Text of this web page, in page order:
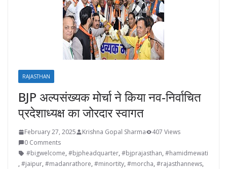
RAJASTHAN
BJP अल्पसंख्यक मोर्चा ने किया नव-निर्वाचित
प्रदेशाध्यक्ष का जोरदार स्वागत
February 27, 2025 Krishna Gopal Sharma
407 Views
0 Comments
#bigwelcome, #bjpheadquarter, #bjprajasthan, #hamidmewati
, #jaipur, #madanrathore, #minortity, #morcha, #rajasthannews,